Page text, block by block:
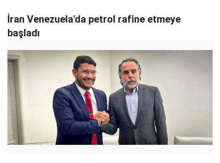
İran Venezuela'da petrol rafine etmeye
başladı